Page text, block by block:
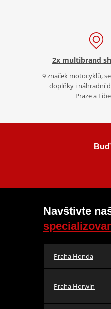
2x multibrand
9 značek motocyklů,
doplňky i náhradní
Praze a
Navštivte
Praha Honda
Praha Horwin